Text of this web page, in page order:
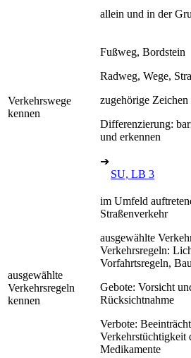
allein und in der
Verkehrswege
kennen
Fußweg, Bordstein
Radweg, Wege,
zugehörige
Differenzierung:
und erkennen
➔
SU, LB 3
ausgewählte
Verkehrsregeln
kennen
im Umfeld
Straßenverkehr
ausgewählte
Verkehrsregeln:
Vorfahrtsregeln,
Gebote: Vorsicht
Rücksichtnahme
Verbote:
Verkehrstüchtigkeit
Medikamente